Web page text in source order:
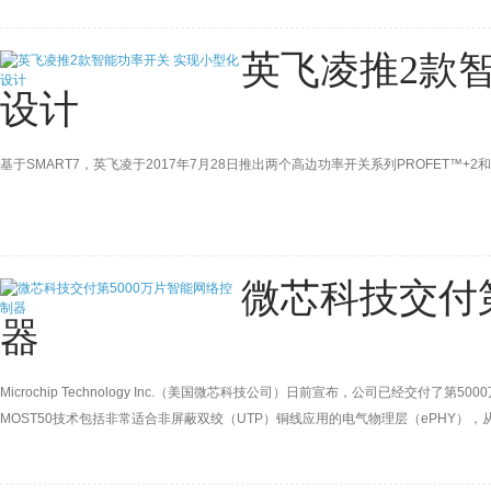
英飞凌推2款
设计
基于SMART7，英飞凌于2017年7月28日推出两个高边功率开关系列
微芯科技交付
器
Microchip Technology Inc.（美国微芯科技公司）日前宣布，公司已经交付了第
MOST50技术包括非常适合非屏蔽双绞（UTP）铜线应用的电气物理层（ePHY）